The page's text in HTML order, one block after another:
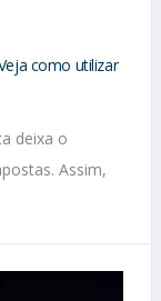
como utilizar
deixa o
Assim,